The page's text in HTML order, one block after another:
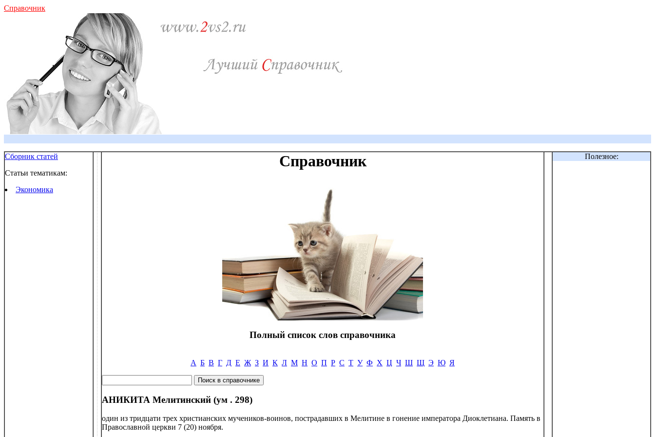
Справочник
Сборник статей
Статьи тематикам:
Экономика
Справочник
Полный список слов справочника
А Б В Г Д Е Ж З И К Л М Н О П Р С Т У Ф Х Ц Ч Ш Щ Э Ю Я
АНИКИТА Мелитинский (ум . 298)
один из тридцати трех христианских мучеников-воинов, пострадавших в Мелитине в гонение императора Диоклетиана. Память в
Православной церкви 7 (20) ноября.
Полезное: